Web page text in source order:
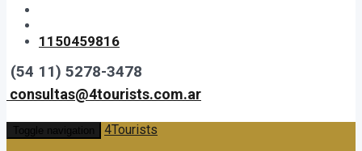
1150459816
(54 11) 5278-3478
consultas@4tourists.com.ar
Toggle navigation
4Tourists